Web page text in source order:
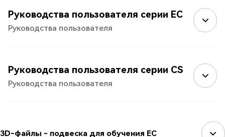
Руководства пользователя серии EC
Руководства пользователя
Руководства пользователя серии CS
Руководства пользователя
3D-файлы - подвеска для обучения EC